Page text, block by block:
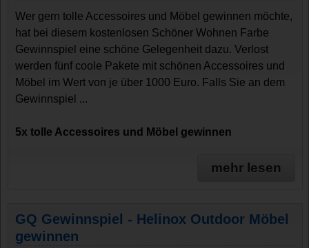
Wer gern tolle Accessoires und Möbel gewinnen möchte,
hat bei diesem kostenlosen Schöner Wohnen Farbe
Gewinnspiel eine schöne Gelegenheit dazu. Verlost
werden fünf coole Pakete mit schönen Accessoires und
Möbel im Wert von je über 1000 Euro. Falls Sie an dem
Gewinnspiel ...
5x tolle Accessoires und Möbel gewinnen
mehr lesen
GQ Gewinnspiel - Helinox Outdoor Möbel
gewinnen